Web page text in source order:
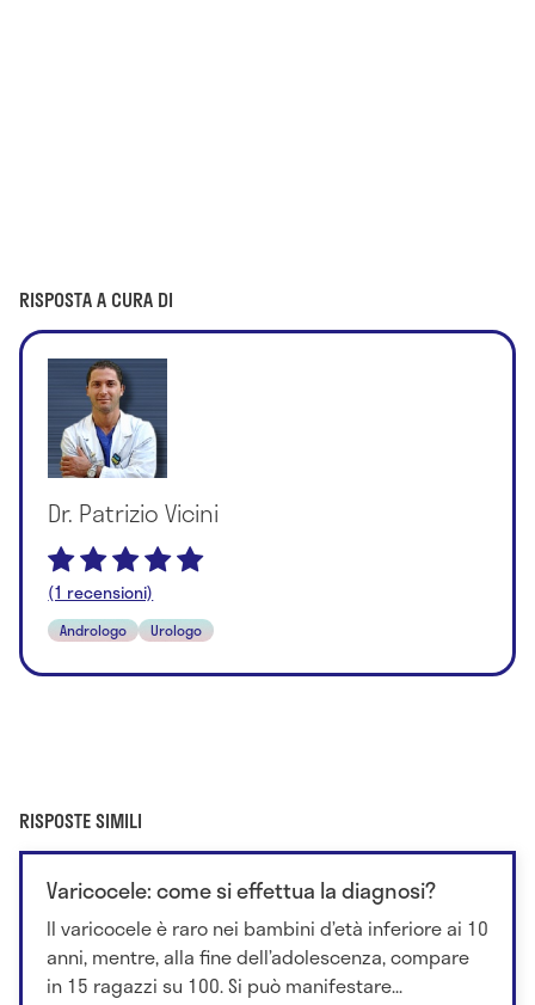
RISPOSTA A CURA DI
Dr. Patrizio Vicini
(1 recensioni)
Andrologo Urologo
RISPOSTE SIMILI
Varicocele: come si effettua la diagnosi?
Il varicocele è raro nei bambini d’età inferiore ai 10
anni, mentre, alla fine dell’adolescenza, compare
in 15 ragazzi su 100. Si può manifestare...